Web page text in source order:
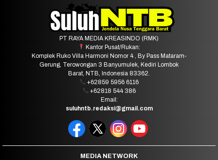
PT RAYA MEDIA KREASINDO (RMK)
Kantor Pusat/Rukan:
Komplek Ruko Villa Harmoni Nomor 4 , By Pass Mataram-
Gerung, Terowongan 3 Banyumulek, Kediri Lombok
Barat, NTB, Indonesia 83362.
+62859 5956 6116
+62818 544 386
Email:
suluhntb.redaksi@gmail.com
MEDIA NETWORK